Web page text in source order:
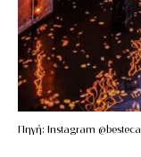
Πηγή: Instagram